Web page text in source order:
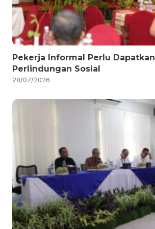
Pekerja Informal Perlu Dapatkan
Perlindungan Sosial
28/07/2026